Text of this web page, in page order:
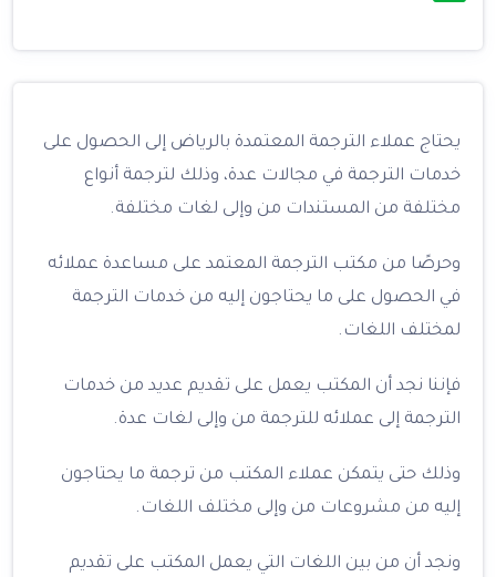
يحتاج عملاء الترجمة المعتمدة بالرياض إلى الحصول على
خدمات الترجمة في مجالات عدة، وذلك لترجمة أنواع
مختلفة من المستندات من وإلى لغات مختلفة.
وحرصًا من مكتب الترجمة المعتمد على مساعدة عملائه
في الحصول على ما يحتاجون إليه من خدمات الترجمة
لمختلف اللغات.
فإننا نجد أن المكتب يعمل على تقديم عديد من خدمات
الترجمة إلى عملائه للترجمة من وإلى لغات عدة.
وذلك حتى يتمكن عملاء المكتب من ترجمة ما يحتاجون
إليه من مشروعات من وإلى مختلف اللغات.
ونجد أن من بين اللغات التي يعمل المكتب على تقديم